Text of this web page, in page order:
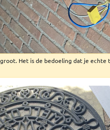
Het is de bedoeling dat je echte